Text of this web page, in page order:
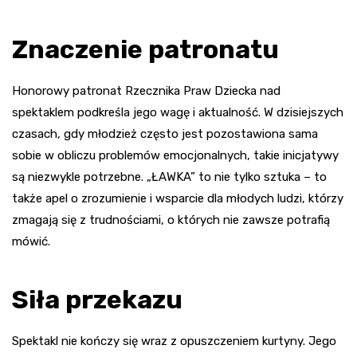
Znaczenie patronatu
Honorowy patronat Rzecznika Praw Dziecka nad
spektaklem podkreśla jego wagę i aktualność. W dzisiejszych
czasach, gdy młodzież często jest pozostawiona sama
sobie w obliczu problemów emocjonalnych, takie inicjatywy
są niezwykle potrzebne. „ŁAWKA” to nie tylko sztuka – to
także apel o zrozumienie i wsparcie dla młodych ludzi, którzy
zmagają się z trudnościami, o których nie zawsze potrafią
mówić.
Siła przekazu
Spektakl nie kończy się wraz z opuszczeniem kurtyny. Jego